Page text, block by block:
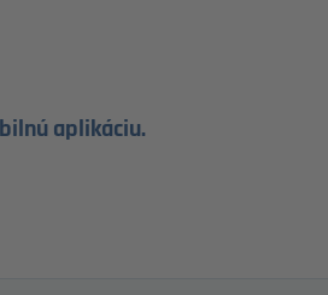
aplikáciu.